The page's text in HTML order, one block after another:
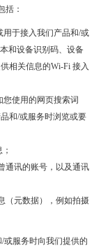
括：
用于接入我们产品和/或
和设备识别码、设备
相关信息的Wi-Fi 接入
使用的网页搜索词
和/或服务时浏览或要
；
通讯的账号，以及通讯
（元数据），例如拍摄
或服务时向我们提供的